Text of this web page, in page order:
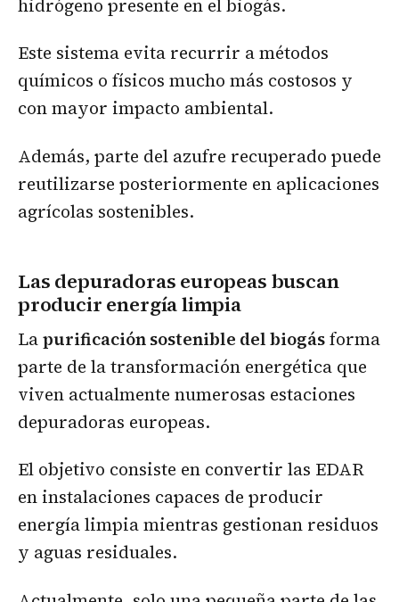
hidrógeno presente en el biogás.
Este sistema evita recurrir a métodos
químicos o físicos mucho más costosos y
con mayor impacto ambiental.
Además, parte del azufre recuperado puede
reutilizarse posteriormente en aplicaciones
agrícolas sostenibles.
Las depuradoras europeas buscan
producir energía limpia
Lapurificación sostenible del biogásforma
parte de la transformación energética que
viven actualmente numerosas estaciones
depuradoras europeas.
El objetivo consiste en convertir las EDAR
en instalaciones capaces de producir
energía limpia mientras gestionan residuos
y aguas residuales.